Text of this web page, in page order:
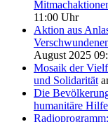
11:00 Uhr
Aktion aus
August 2025
Mosaik der
und Solidarität
Die
humanitäre